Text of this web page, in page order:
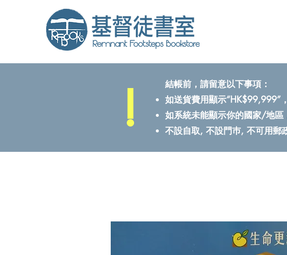
!
結帳前，請留意以下事項：
如送貨費用顯示“HK$99,999”
如系統未能顯示你的國家/地區
不設自取, 不設門巿, 不可用郵